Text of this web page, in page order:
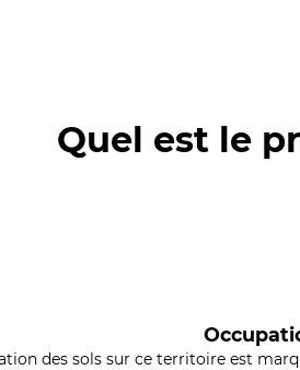
Quel est le
des sols sur ce territoire est